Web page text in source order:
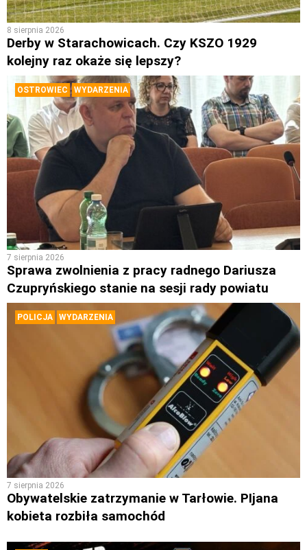
8 sierpnia 2026
Derby w Starachowicach. Czy KSZO 1929
kolejny raz okaże się lepszy?
OSTROWIEC WYDARZENIA
7 sierpnia 2026
Sprawa zwolnienia z pracy radnego Dariusza
Czupryńskiego stanie na sesji rady powiatu
POLICJA WYDARZENIA
7 sierpnia 2026
Obywatelskie zatrzymanie w Tarłowie. PIjana
kobieta rozbiła samochód